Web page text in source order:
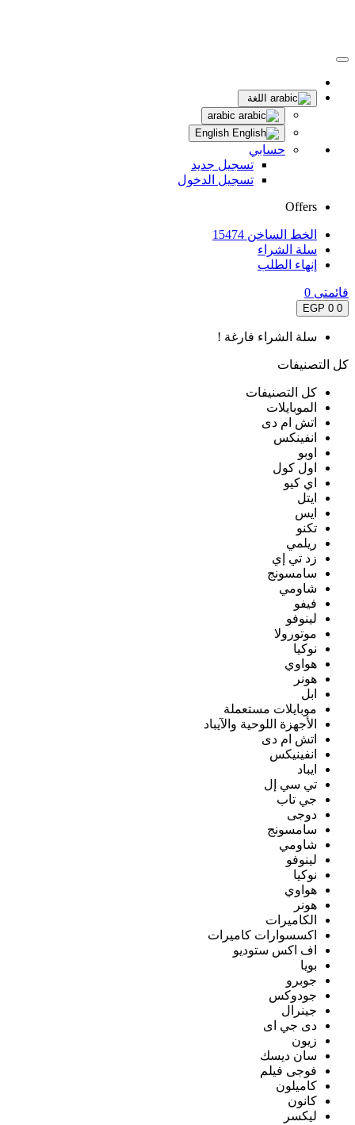
اللغة
حسابي
تسجيل جديد
تسجيل الدخول
Offers
الخط الساخن 15474
سلة الشراء
إنهاء الطلب
قائمتى 0
0
0 EGP
سلة الشراء فارغة !
كل التصنيفات
كل التصنيفات
الموبايلات
اتش ام دى
انفينكس
اوبو
اول كول
اي كيو
ايتل
ايس
تكنو
ريلمي
زد تي إي
سامسونج
شاومي
فيفو
لينوفو
موتورولا
نوكيا
هواوي
هونر
ابل
موبايلات مستعملة
الأجهزة اللوحية والآيباد
اتش ام دى
انفينيكس
ايباد
تي سي إل
جي تاب
دوجى
سامسونج
شاومي
لينوفو
نوكيا
هواوي
هونر
الكاميرات
اكسسوارات كاميرات
اف اكس ستوديو
بويا
جوبرو
جودوكس
جينرال
دى جي اى
زيون
سان ديسك
فوجى فيلم
كاميلون
كانون
ليكسر